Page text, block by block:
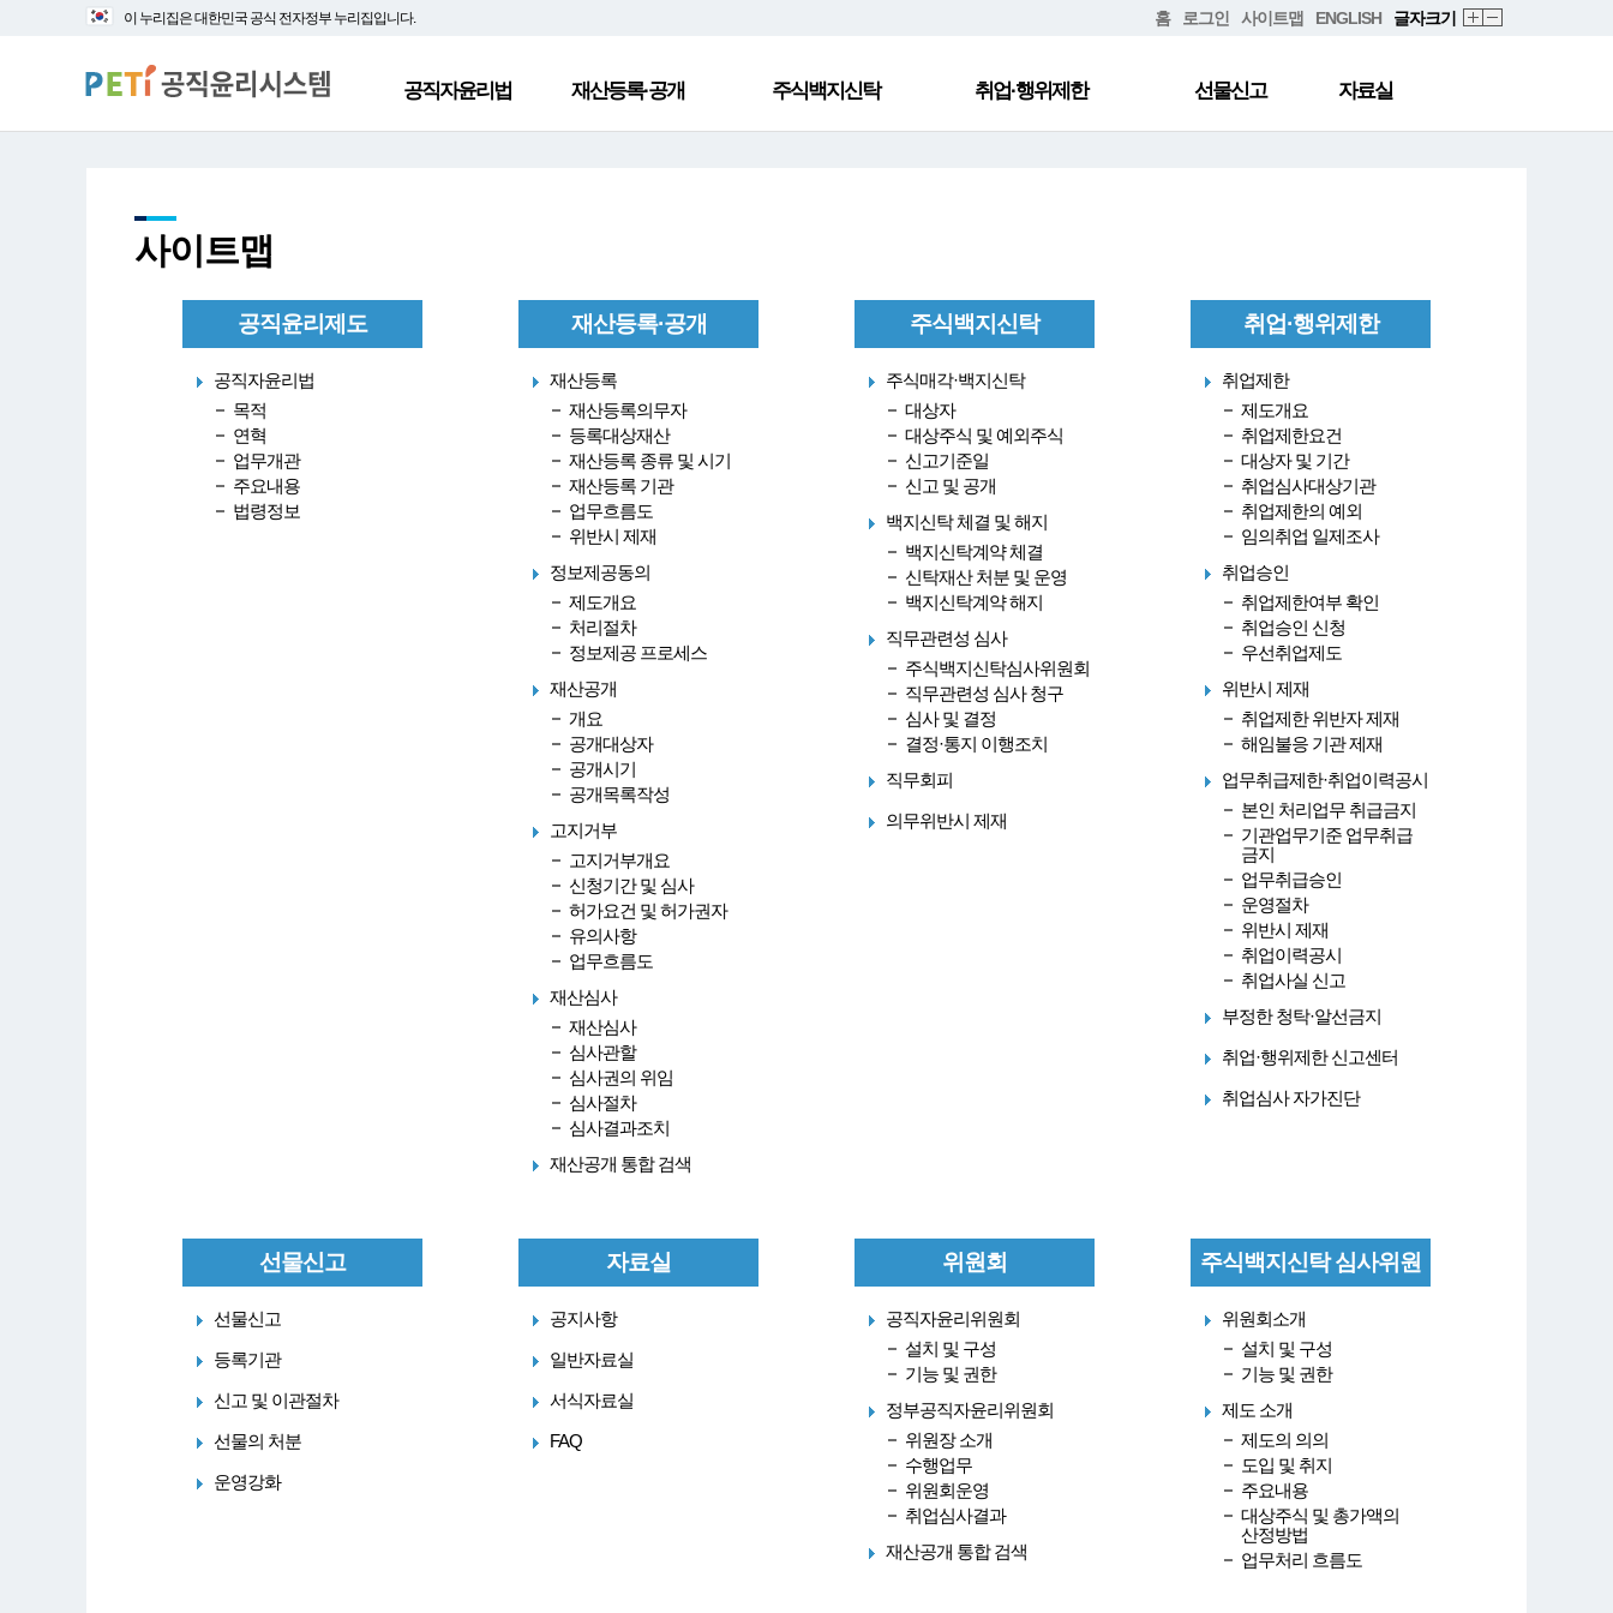
대
바
로
본
로
가
이 누리집은 대한민국 공식 전자정부 누리집입니다. 홈 로그인 사이트맵 ENGLISH 글자크기
공직자윤리법 재산등록·공개 주식백지신탁 취업·행위제한 선물신고 자료실
사이트맵
공직윤리제도
공직자윤리법
목적
연혁
업무개관
주요내용
법령정보
재산등록·공개
재산등록
재산등록의무자
등록대상재산
재산등록 종류 및 시기
재산등록 기관
업무흐름도
위반시 제재
정보제공동의
제도개요
처리절차
정보제공 프로세스
재산공개
개요
공개대상자
공개시기
공개목록작성
고지거부
고지거부개요
신청기간 및 심사
허가요건 및 허가권자
유의사항
업무흐름도
재산심사
재산심사
심사관할
심사권의 위임
심사절차
심사결과조치
재산공개 통합 검색
주식백지신탁
주식매각·백지신탁
대상자
대상주식 및 예외주식
신고기준일
신고 및 공개
백지신탁 체결 및 해지
백지신탁계약 체결
신탁재산 처분 및 운영
백지신탁계약 해지
직무관련성 심사
주식백지신탁심사위원회
직무관련성 심사 청구
심사 및 결정
결정·통지 이행조치
직무회피
의무위반시 제재
취업·행위제한
취업제한
제도개요
취업제한요건
대상자 및 기간
취업심사대상기관
취업제한의 예외
임의취업 일제조사
취업승인
취업제한여부 확인
취업승인 신청
우선취업제도
위반시 제재
취업제한 위반자 제재
해임불응 기관 제재
업무취급제한·취업이력공시
본인 처리업무 취급금지
기관업무기준 업무취급
금지
업무취급승인
운영절차
위반시 제재
취업이력공시
취업사실 신고
부정한 청탁·알선금지
취업·행위제한 신고센터
취업심사 자가진단
선물신고
선물신고
등록기관
신고 및 이관절차
선물의 처분
운영강화
자료실
공지사항
일반자료실
서식자료실
FAQ
위원회
공직자윤리위원회
설치 및 구성
기능 및 권한
정부공직자윤리위원회
위원장 소개
수행업무
위원회운영
취업심사결과
재산공개 통합 검색
주식백지신탁 심사위원
회
위원회소개
설치 및 구성
기능 및 권한
제도 소개
제도의 의의
도입 및 취지
주요내용
대상주식 및 총가액의
산정방법
업무처리 흐름도